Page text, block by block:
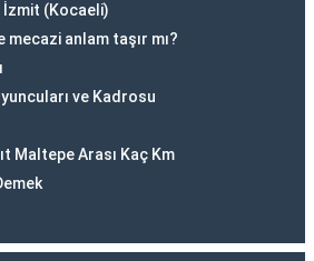
(Kocaeli)
mecazi anlam taşır mı?
ve Kadrosu
Maltepe Arası Kaç Km